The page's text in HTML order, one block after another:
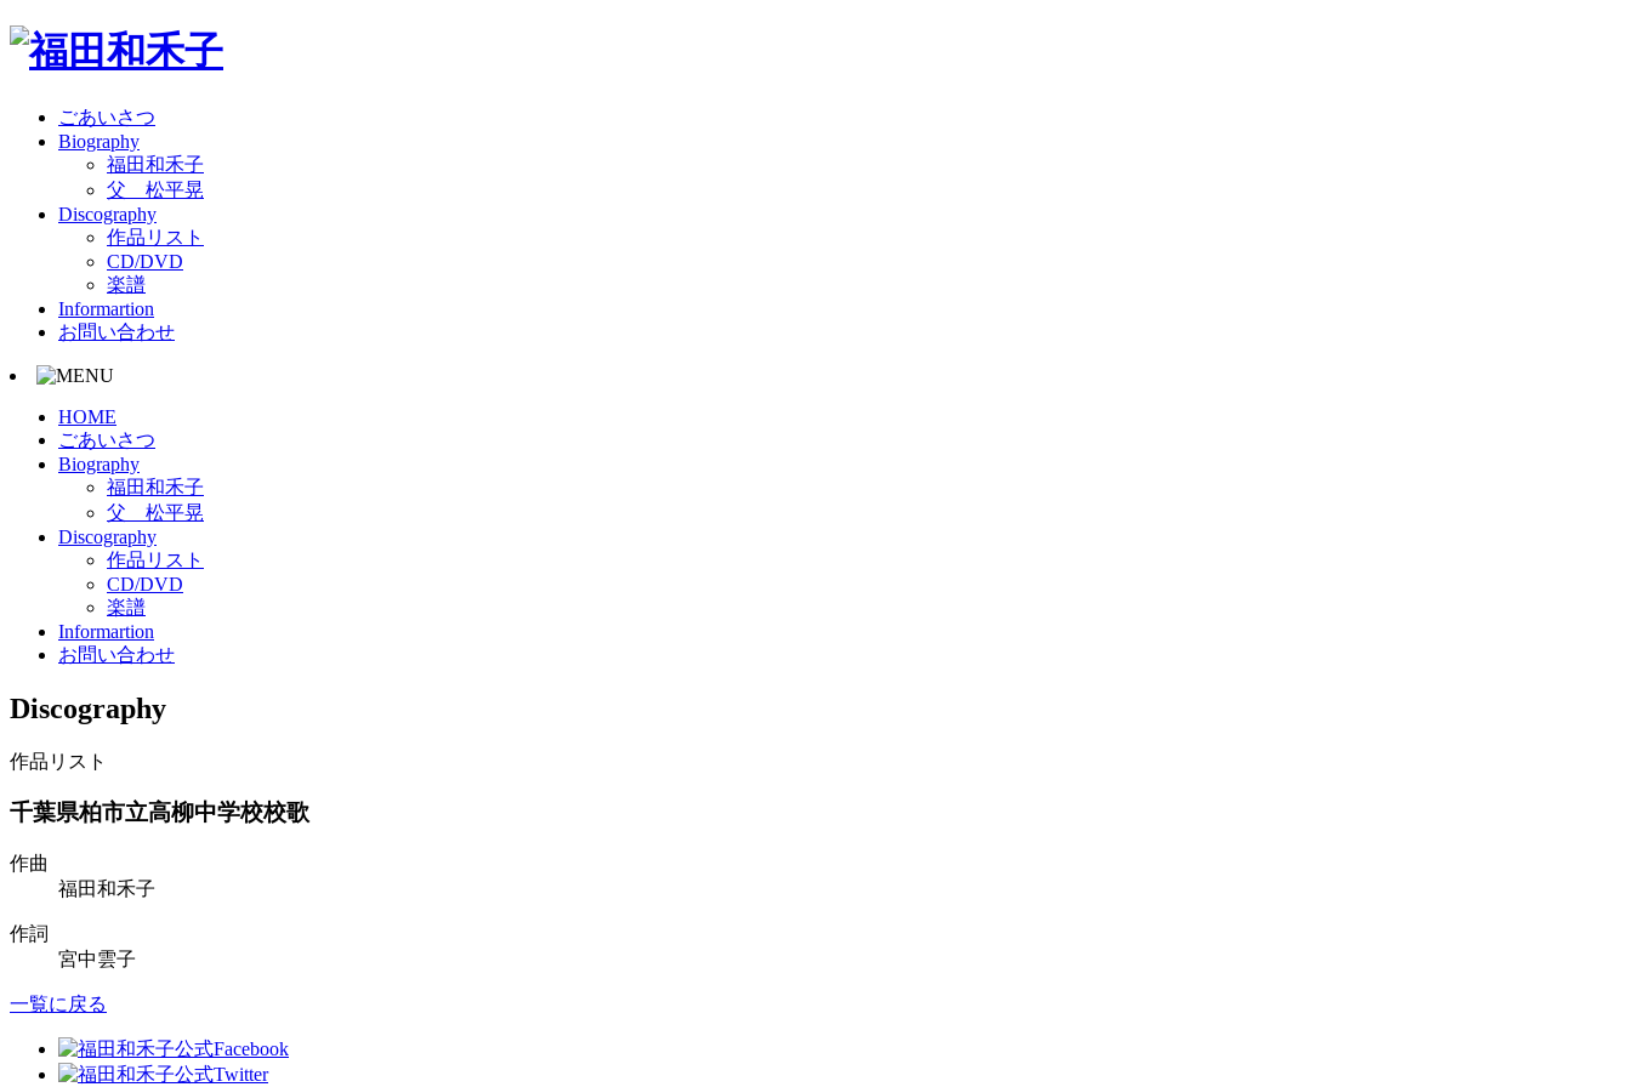
ごあいさつ
Biography
福田和禾子
父 松平晃
Discography
作品リスト
CD/DVD
楽譜
Informartion
お問い合わせ
HOME
ごあいさつ
Biography
福田和禾子
父 松平晃
Discography
作品リスト
CD/DVD
楽譜
Informartion
お問い合わせ
Discography
作品リスト
千葉県柏市立高柳中学校校歌
作曲
福田和禾子
作詞
宮中雲子
一覧に戻る